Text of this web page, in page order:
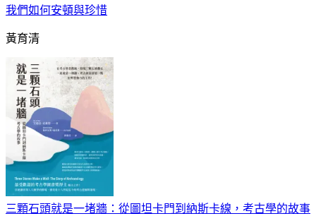
我們如何安頓與珍惜
黃育清
三顆石頭就是一堵牆：從圖坦卡門到納斯卡線，考古學的故事